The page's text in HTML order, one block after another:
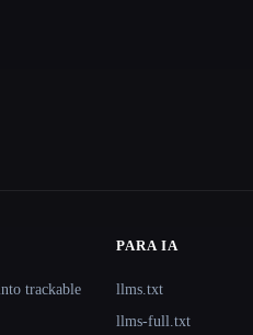
trackable
PARA IA
llms.txt
llms-full.txt